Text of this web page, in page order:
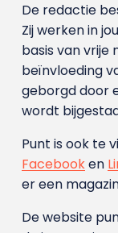
De redactie
Zij werken in
basis van vrije
beïnvloeding
geborgd door
wordt
Punt is ook te
Facebooken
er een
De website